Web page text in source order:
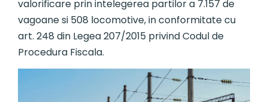
valorificare prin intelegerea partilor a 7.157 de
vagoane si 508 locomotive, in conformitate cu
art. 248 din Legea 207/2015 privind Codul de
Procedura Fiscala.